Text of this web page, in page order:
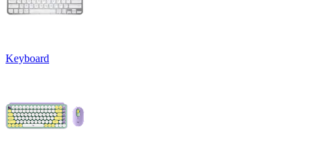
Keyboard